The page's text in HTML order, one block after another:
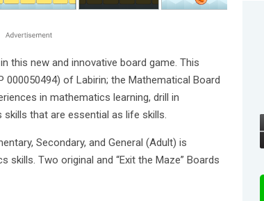
this new and innovative board game. This
000050494) of Labirin; the Mathematical Board
in mathematics learning, drill in
that are essential as life skills.
Secondary, and General (Adult) is
skills. Two original and “Exit the Maze” Boards